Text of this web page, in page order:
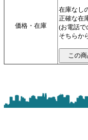
価格・在庫
在庫なし
正確な在
(お電話で
そちらか